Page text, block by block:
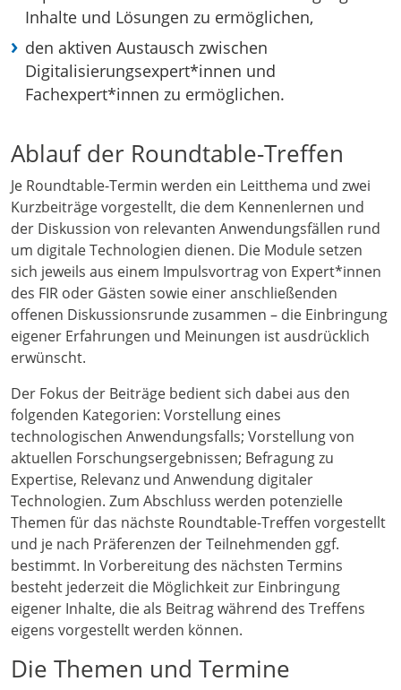
Inhalte und Lösungen zu ermöglichen,
den aktiven Austausch zwischen
Digitalisierungsexpert*innen und
Fachexpert*innen zu ermöglichen.
Ablauf der Roundtable-Treffen
Je Roundtable-Termin werden ein Leitthema und zwei
Kurzbeiträge vorgestellt, die dem Kennenlernen und
der Diskussion von relevanten Anwendungsfällen rund
um digitale Technologien dienen. Die Module setzen
sich jeweils aus einem Impulsvortrag von Expert*innen
des FIR oder Gästen sowie einer anschließenden
offenen Diskussionsrunde zusammen – die Einbringung
eigener Erfahrungen und Meinungen ist ausdrücklich
erwünscht.
Der Fokus der Beiträge bedient sich dabei aus den
folgenden Kategorien: Vorstellung eines
technologischen Anwendungsfalls; Vorstellung von
aktuellen Forschungsergebnissen; Befragung zu
Expertise, Relevanz und Anwendung digitaler
Technologien. Zum Abschluss werden potenzielle
Themen für das nächste Roundtable-Treffen vorgestellt
und je nach Präferenzen der Teilnehmenden ggf.
bestimmt. In Vorbereitung des nächsten Termins
besteht jederzeit die Möglichkeit zur Einbringung
eigener Inhalte, die als Beitrag während des Treffens
eigens vorgestellt werden können.
Die Themen und Termine